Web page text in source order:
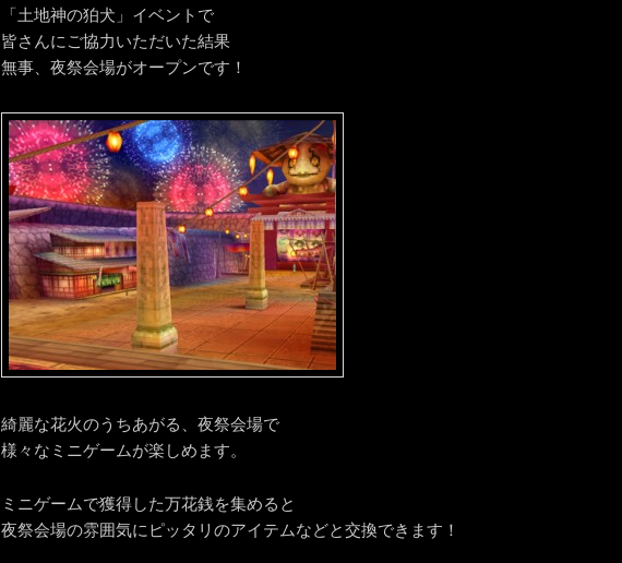
「土地神の狛犬」イベントで
皆さんにご協力いただいた結果
無事、夜祭会場がオープンです！
綺麗な花火のうちあがる、夜祭会場で
様々なミニゲームが楽しめます。
ミニゲームで獲得した万花銭を集めると
夜祭会場の雰囲気にピッタリのアイテムなどと交換できます！